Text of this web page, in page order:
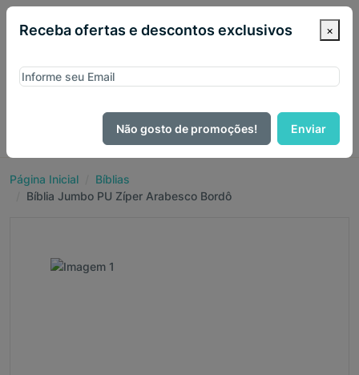
Página Inicial
Bíblias
Bíblia Jumbo PU Zíper Arabesco Bordô
Receba ofertas e descontos exclusivos ×
Não gosto de promoções! Enviar